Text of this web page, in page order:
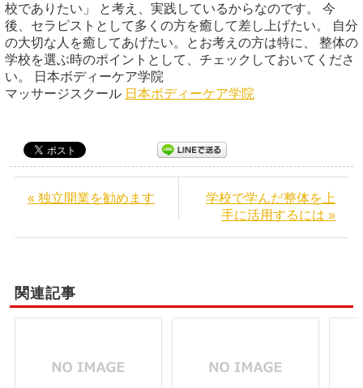
校でありたい」 と考え、実践しているからなのです。 今
後、セラピストとして多くの方を癒して差し上げたい。 自分
の大切な人を癒してあげたい。とお考えの方は特に、 整体の
学校を選ぶ時のポイントとして、チェックしておいてくださ
い。 日本ボディーケア学院
マッサージスクール 日本ボディーケア学院
« 独立開業を勧めます
学校で学んだ整体を上
手に活用するには »
関連記事